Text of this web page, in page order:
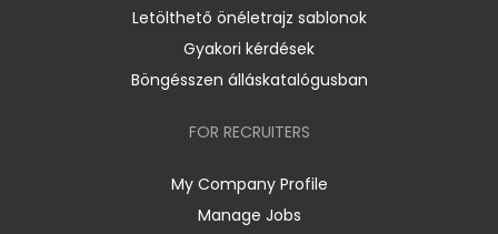
Letölthető önéletrajz sablonok
Gyakori kérdések
Böngésszen álláskatalógusban
FOR RECRUITERS
My Company Profile
Manage Jobs